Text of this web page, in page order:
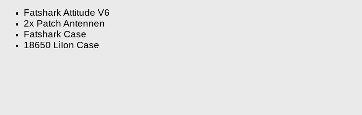
Fatshark Attitude V6
2x Patch Antennen
Fatshark Case
18650 LiIon Case